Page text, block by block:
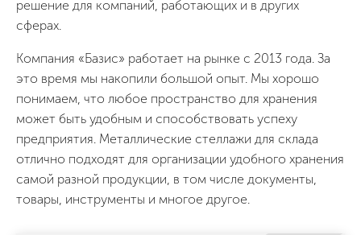
решение для компаний, работающих и в других
сферах.
Компания «Базис» работает на рынке с 2013 года. За
это время мы накопили большой опыт. Мы хорошо
понимаем, что любое пространство для хранения
может быть удобным и способствовать успеху
предприятия. Металлические стеллажи для склада
отлично подходят для организации удобного хранения
самой разной продукции, в том числе документы,
товары, инструменты и многое другое.